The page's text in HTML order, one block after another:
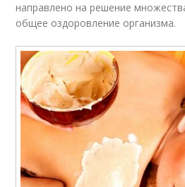
направлено на решение
общее оздоровление организма.